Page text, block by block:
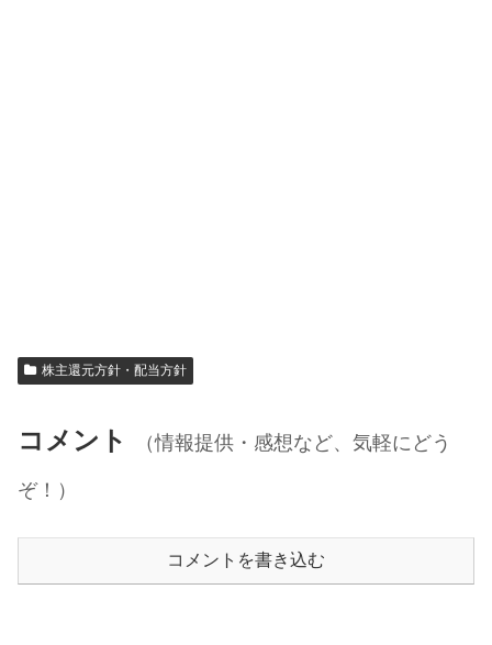
株主還元方針・配当方針
コメント
（情報提供・感想など、気軽にどう
ぞ！）
コメントを書き込む